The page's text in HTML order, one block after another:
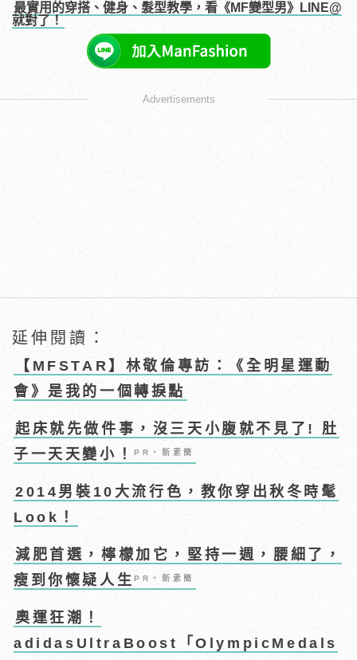
最實用的穿搭、健身、髮型教學，看《MF變型男》LINE@
就對了！
Advertisements
延伸閱讀：
【MFSTAR】林敬倫專訪：《全明星運動
會》是我的一個轉捩點
起床就先做件事，沒三天小腹就不見了! 肚
子一天天變小！PR・新素簡
2014男裝10大流行色，教你穿出秋冬時髦
Look！
減肥首選，檸檬加它，堅持一週，腰細了，
瘦到你懷疑人生PR・新素簡
奧運狂潮！
adidasUltraBoost「OlympicMedals